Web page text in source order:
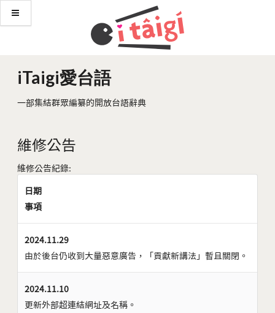
iTaigi愛台語
一部集結群眾編纂的開放台語辭典
維修公告
維修公告紀錄:
日期
事項
2024.11.29
由於後台仍收到大量惡意廣告，「貢獻新講法」暫且關閉。
2024.11.10
更新外部超連結網址及名稱。